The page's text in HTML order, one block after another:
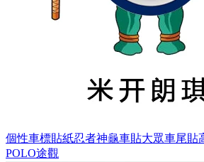
個性車標貼紙忍者神龜車貼大眾車尾貼
POLO途觀